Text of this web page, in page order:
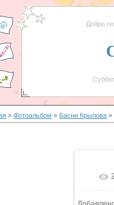
Добро
» Фотоальбом » Басни Крылова »